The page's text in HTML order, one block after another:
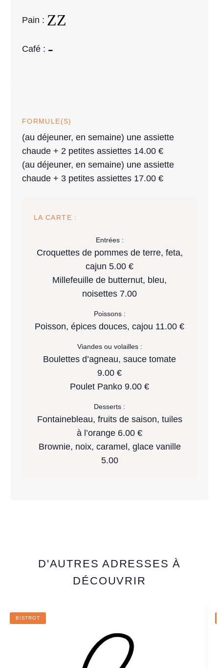
Pain :
Café :
FORMULE(S)
(au déjeuner, en semaine) une assiette
chaude + 2 petites assiettes 14.00 €
(au déjeuner, en semaine) une assiette
chaude + 3 petites assiettes 17.00 €
LA CARTE :
Entrées :
Croquettes de pommes de terre, feta,
cajun 5.00 €
Millefeuille de butternut, bleu,
noisettes 7.00
Poissons :
Poisson, épices douces, cajou 11.00 €
Viandes ou volailles :
Boulettes d’agneau, sauce tomate
9.00 €
Poulet Panko 9.00 €
Desserts :
Fontainebleau, fruits de saison, tuiles
à l’orange 6.00 €
Brownie, noix, caramel, glace vanille
5.00
D'AUTRES ADRESSES À
DÉCOUVRIR
BISTROT